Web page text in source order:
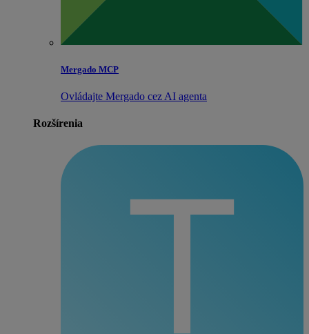
Mergado MCP
Ovládajte Mergado cez AI agenta
Rozšírenia